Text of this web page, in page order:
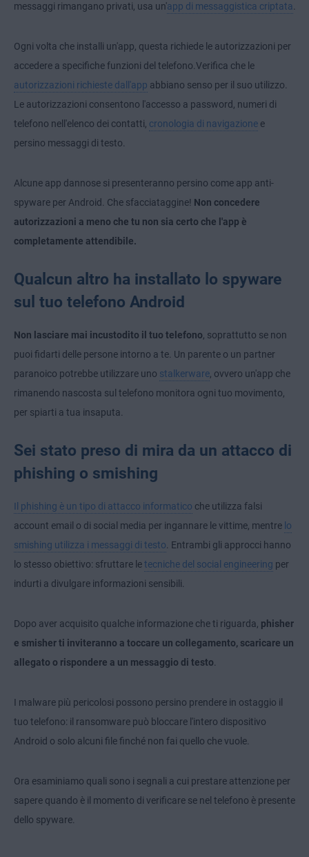
messaggi rimangano privati, usa un'app di messaggistica criptata.
Ogni volta che installi un'app, questa richiede le autorizzazioni per
accedere a specifiche funzioni del telefono.Verifica che le
autorizzazioni richieste dall'app abbiano senso per il suo utilizzo.
Le autorizzazioni consentono l'accesso a password, numeri di
telefono nell'elenco dei contatti, cronologia di navigazione e
persino messaggi di testo.
Alcune app dannose si presenteranno persino come app anti-
spyware per Android. Che sfacciataggine! Non concedere
autorizzazioni a meno che tu non sia certo che l'app è
completamente attendibile.
Qualcun altro ha installato lo spyware
sul tuo telefono Android
Non lasciare mai incustodito il tuo telefono, soprattutto se non
puoi fidarti delle persone intorno a te. Un parente o un partner
paranoico potrebbe utilizzare uno stalkerware, ovvero un'app che
rimanendo nascosta sul telefono monitora ogni tuo movimento,
per spiarti a tua insaputa.
Sei stato preso di mira da un attacco di
phishing o smishing
Il phishing è un tipo di attacco informatico che utilizza falsi
account email o di social media per ingannare le vittime, mentre lo
smishing utilizza i messaggi di testo. Entrambi gli approcci hanno
lo stesso obiettivo: sfruttare letecniche del social engineering per
indurti a divulgare informazioni sensibili.
Dopo aver acquisito qualche informazione che ti riguarda, phisher
e smisher ti inviteranno a toccare un collegamento, scaricare un
allegato o rispondere a un messaggio di testo.
I malware più pericolosi possono persino prendere in ostaggio il
tuo telefono: il ransomware può bloccare l'intero dispositivo
Android o solo alcuni file finché non fai quello che vuole.
Ora esaminiamo quali sono i segnali a cui prestare attenzione per
sapere quando è il momento di verificare se nel telefono è presente
dello spyware.